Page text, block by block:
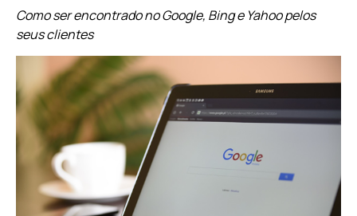
Como ser encontrado no Google, Bing e Yahoo pelos
seus clientes